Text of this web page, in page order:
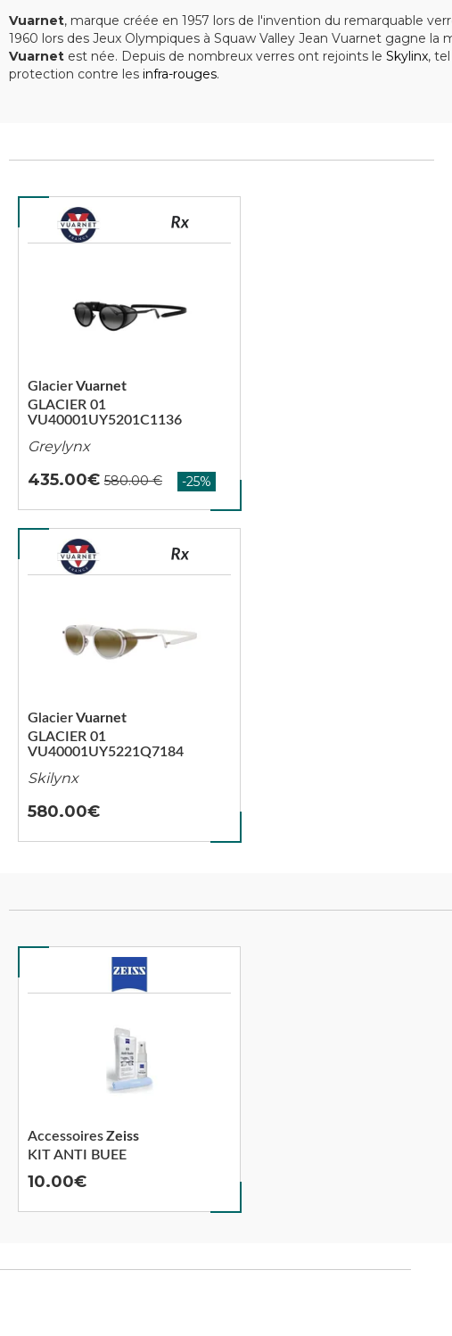
Vuarnet, marque créée en 1957 lors de l'invention du remarquable
1960 lors des Jeux Olympiques à Squaw Valley Jean Vuarnet gagne
Vuarnet est née. Depuis de nombreux verres ont rejoints le Skylinx,
protection contre les infra-rouges.
GLACIER 01
VU40001UY5201C1136
GlacierVuarnet
Greylynx
435.00
GLACIER 01
VU40001UY5221Q7184
GlacierVuarnet
Skilynx
580.00
KIT ANTI BUEE
AccessoiresZeiss
10.00